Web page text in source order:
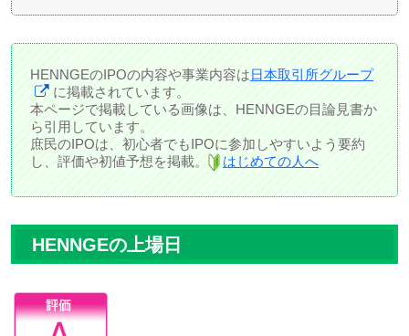
HENNGEのIPOの内容や事業内容は日本取引所グループ
に掲載されています。
本ページで掲載している画像は、HENNGEの目論見書か
ら引用しています。
庶民のIPOは、初心者でもIPOに参加しやすいよう要約
し、評価や初値予想を掲載。
はじめての人へ
HENNGEの上場日